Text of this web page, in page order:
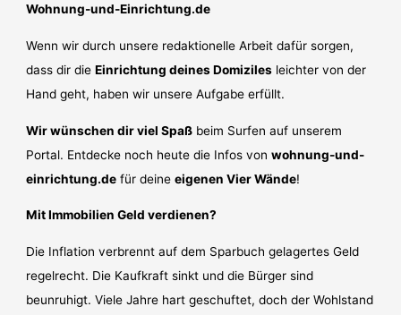
Wohnung-und-Einrichtung.de
Wenn wir durch unsere redaktionelle Arbeit dafür sorgen,
dass dir dieEinrichtung deines Domiziles leichter von der
Hand geht, haben wir unsere Aufgabe erfüllt.
Wir wünschen dir viel Spaß beim Surfen auf unserem
Portal. Entdecke noch heute die Infos vonwohnung-und-
einrichtung.de für deineeigenen Vier Wände!
Mit Immobilien Geld verdienen?
Die Inflation verbrennt auf dem Sparbuch gelagertes Geld
regelrecht. Die Kaufkraft sinkt und die Bürger sind
beunruhigt. Viele Jahre hart geschuftet, doch der Wohlstand